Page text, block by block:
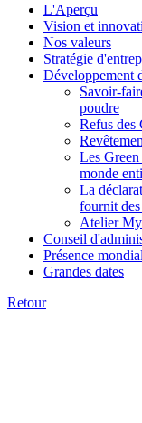
L'Aperçu
Vision et
Nos valeurs
Stratégie
Développement
Savoir-
poudre
Refus des
Les
monde
La
fournit
Atelier
Conseil
Présence
Grandes dates
Retour